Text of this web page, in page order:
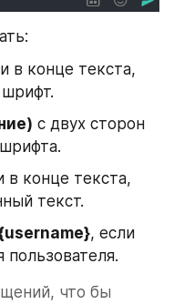
в конце текста,
с двух сторон
в конце текста,
текст.
, если
пользователя.
что бы